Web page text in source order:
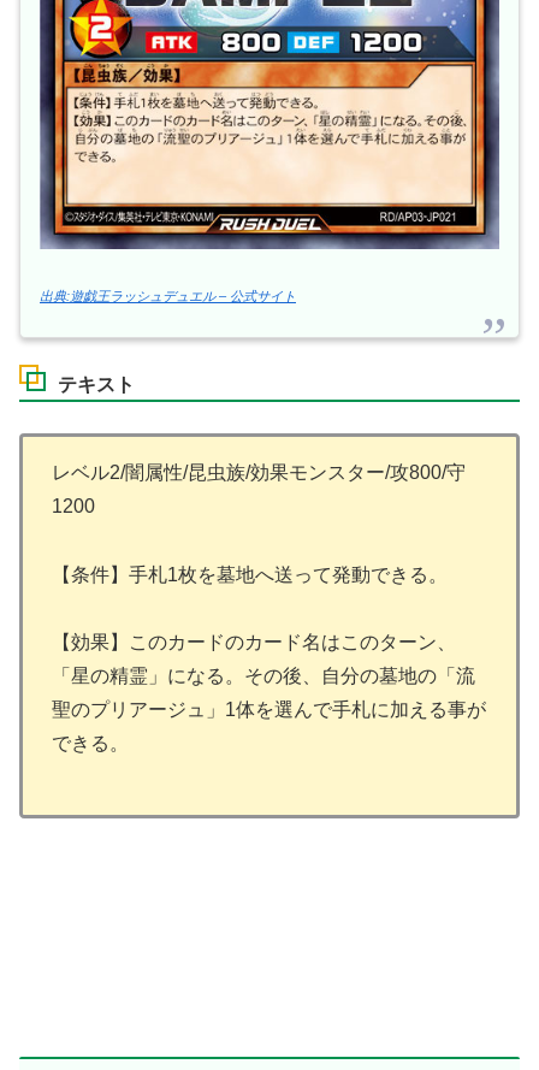
出典:遊戯王ラッシュデュエル – 公式サイト
テキスト
レベル2/闇属性/昆虫族/効果モンスター/攻800/守
1200
【条件】手札1枚を墓地へ送って発動できる。
【効果】このカードのカード名はこのターン、
「星の精霊」になる。その後、自分の墓地の「流
聖のプリアージュ」1体を選んで手札に加える事が
できる。